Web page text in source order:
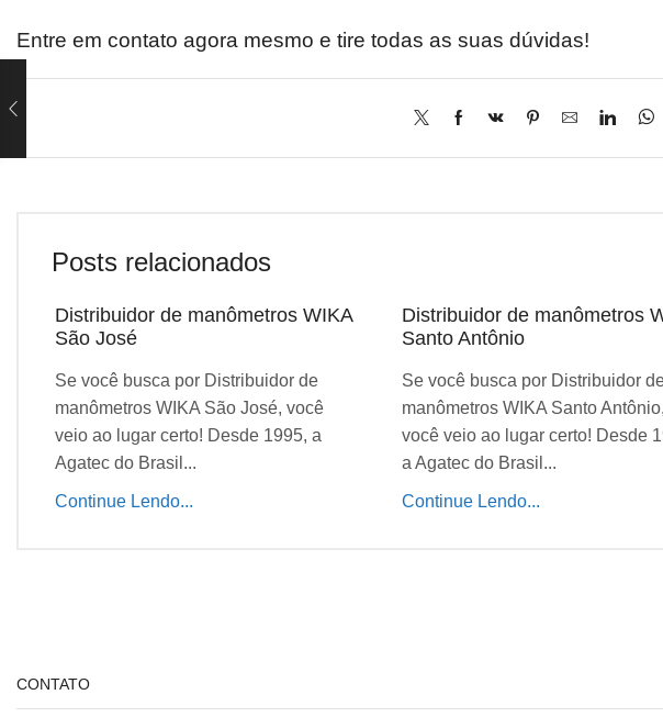
Entre em contato agora mesmo e tire todas as suas dúvidas!
Posts relacionados
Distribuidor de manômetros WIKA
São José
Se você busca por Distribuidor de
manômetros WIKA São José, você
veio ao lugar certo! Desde 1995, a
Agatec do Brasil...
Continue Lendo...
Distribuidor de manômetros
Santo Antônio
Se você busca por Distribuidor
manômetros WIKA Santo Antônio,
você veio ao lugar certo! Desde
a Agatec do Brasil...
Continue Lendo...
CONTATO